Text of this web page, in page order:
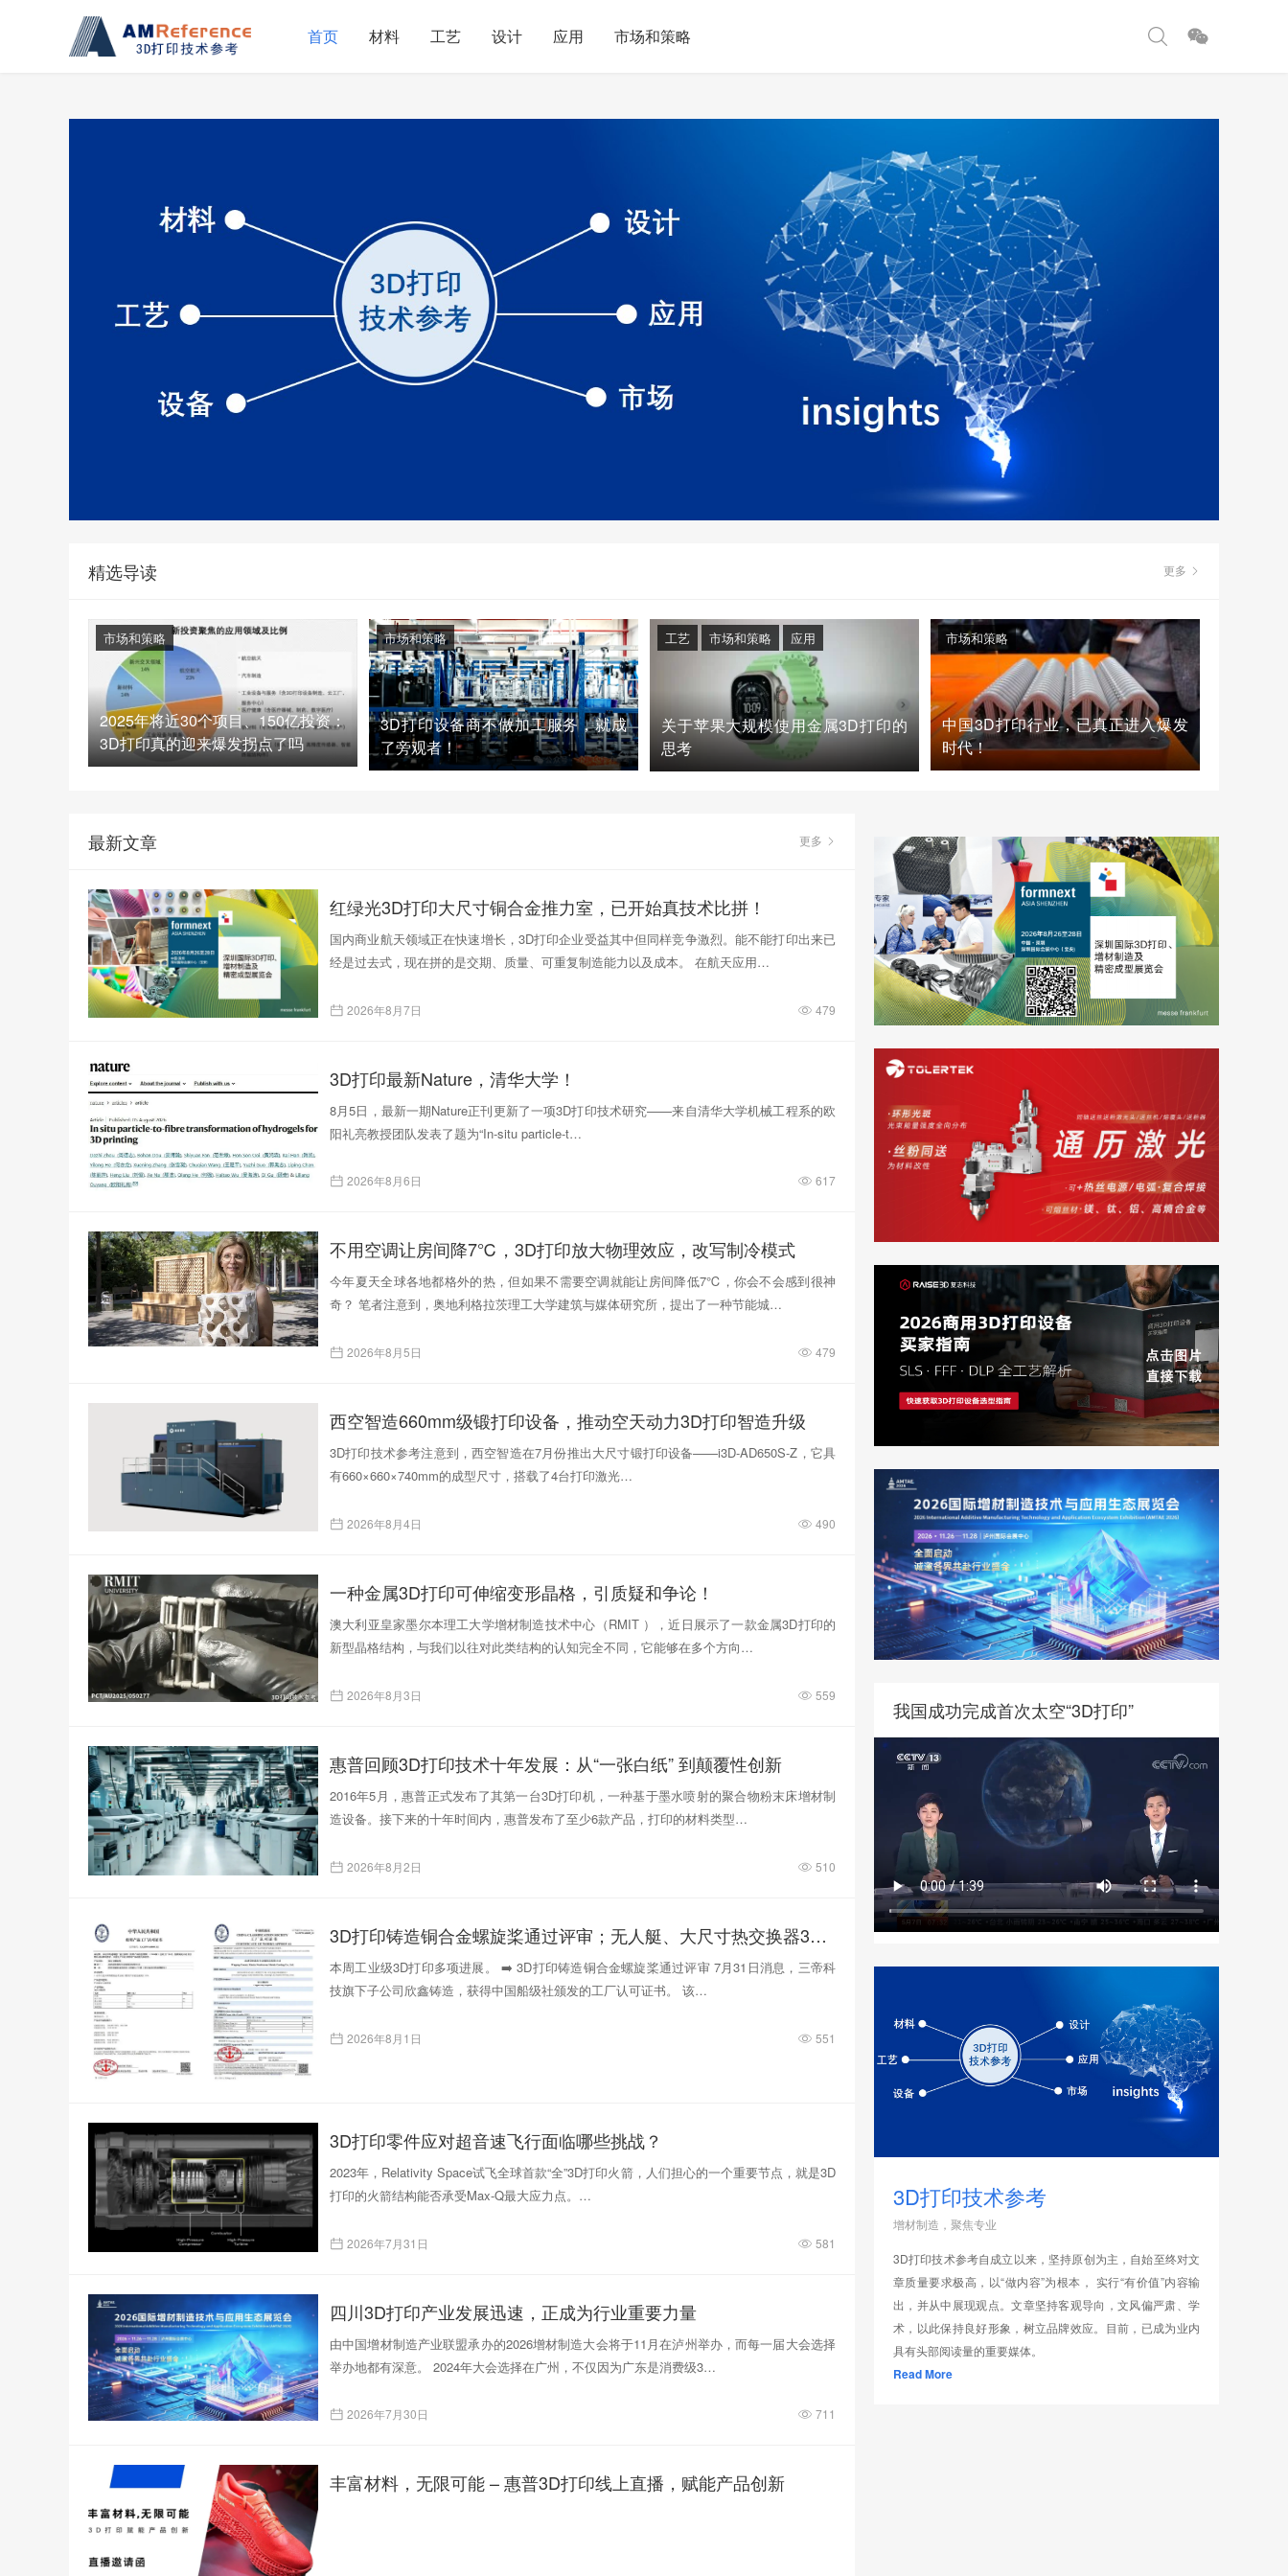
首页 材料 工艺 设计 应用 市场和策略
精选导读 更多
2025年将近30个项目、150亿投资：
3D打印真的迎来爆发拐点了吗
市场和策略
3D打印设备商不做加工服务，就成
了旁观者！
市场和策略
关于苹果大规模使用金属3D打印的
思考
工艺 市场和策略 应用
中国3D打印行业，已真正进入爆发
时代！
市场和策略
最新文章 更多
红绿光3D打印大尺寸铜合金推力室，已开始真技术比拼！
国内商业航天领域正在快速增长，3D打印企业受益其中但同样竞争激烈。能不能打印出来已
经是过去式，现在拼的是交期、质量、可重复制造能力以及成本。 在航天应用…
2026年8月7日 479
3D打印最新Nature，清华大学！
8月5日，最新一期Nature正刊更新了一项3D打印技术研究——来自清华大学机械工程系的欧
阳礼亮教授团队发表了题为“In‑situ particle‑t…
2026年8月6日 617
不用空调让房间降7℃，3D打印放大物理效应，改写制冷模式
今年夏天全球各地都格外的热，但如果不需要空调就能让房间降低7℃，你会不会感到很神
奇？ 笔者注意到，奥地利格拉茨理工大学建筑与媒体研究所，提出了一种节能城…
2026年8月5日 479
西空智造660mm级锻打印设备，推动空天动力3D打印智造升级
3D打印技术参考注意到，西空智造在7月份推出大尺寸锻打印设备——i3D-AD650S-Z，它具
有660×660×740mm的成型尺寸，搭载了4台打印激光…
2026年8月4日 490
一种金属3D打印可伸缩变形晶格，引质疑和争论！
澳大利亚皇家墨尔本理工大学增材制造技术中心（RMIT ），近日展示了一款金属3D打印的
新型晶格结构，与我们以往对此类结构的认知完全不同，它能够在多个方向…
2026年8月3日 559
惠普回顾3D打印技术十年发展：从“一张白纸” 到颠覆性创新
2016年5月，惠普正式发布了其第一台3D打印机，一种基于墨水喷射的聚合物粉末床增材制
造设备。接下来的十年时间内，惠普发布了至少6款产品，打印的材料类型…
2026年8月2日 510
3D打印铸造铜合金螺旋桨通过评审；无人艇、大尺寸热交换器3D打印；人民网报道两家3D打印企业
本周工业级3D打印多项进展。 ➡️ 3D打印铸造铜合金螺旋桨通过评审 7月31日消息，三帝科
技旗下子公司欣鑫铸造，获得中国船级社颁发的工厂认可证书。 该…
2026年8月1日 551
3D打印零件应对超音速飞行面临哪些挑战？
2023年，Relativity Space试飞全球首款“全”3D打印火箭，人们担心的一个重要节点，就是3D
打印的火箭结构能否承受Max-Q最大应力点。…
2026年7月31日 581
四川3D打印产业发展迅速，正成为行业重要力量
由中国增材制造产业联盟承办的2026增材制造大会将于11月在泸州举办，而每一届大会选择
举办地都有深意。 2024年大会选择在广州，不仅因为广东是消费级3…
2026年7月30日 711
丰富材料，无限可能 – 惠普3D打印线上直播，赋能产品创新
我国成功完成首次太空“3D打印”
3D打印技术参考
增材制造，聚焦专业
3D打印技术参考自成立以来，坚持原创为主，自始至终对文
章质量要求极高，以“做内容”为根本， 实行“有价值”内容输
出，并从中展现观点。文章坚持客观导向，文风偏严肃、学
术，以此保持良好形象，树立品牌效应。目前，已成为业内
具有头部阅读量的重要媒体。
Read More